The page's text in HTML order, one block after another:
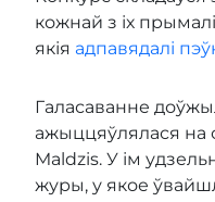
кожнай з іх
якія адпавядалі
Галасаванне
ажыццяўлялася на
Maldzis. У ім
журы, у якое